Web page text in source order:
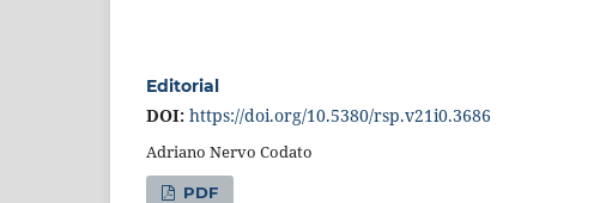
Editorial
DOI: https://doi.org/10.5380/rsp.v21i0.3686
Adriano Nervo Codato
PDF